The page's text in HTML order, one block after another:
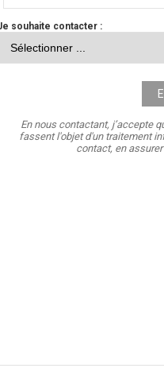
souhaite contacter :
En nous contactant, j’accepte
fassent l'objet d'un traitement
contact, en